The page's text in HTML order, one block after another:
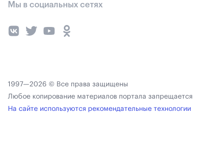
Мы в социальных сетях
1997—2026 © Все права защищены
Любое копирование материалов портала запрещается
На сайте используются рекомендательные технологии